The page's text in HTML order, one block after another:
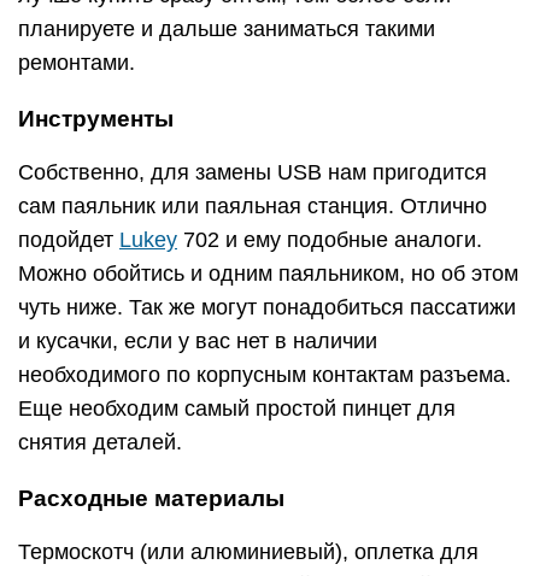
планируете и дальше заниматься такими
ремонтами.
Инструменты
Собственно, для замены USB нам пригодится
сам паяльник или паяльная станция. Отлично
подойдет Lukey 702 и ему подобные аналоги.
Можно обойтись и одним паяльником, но об этом
чуть ниже. Так же могут понадобиться пассатижи
и кусачки, если у вас нет в наличии
необходимого по корпусным контактам разъема.
Еще необходим самый простой пинцет для
снятия деталей.
Расходные материалы
Термоскотч (или алюминиевый), оплетка для